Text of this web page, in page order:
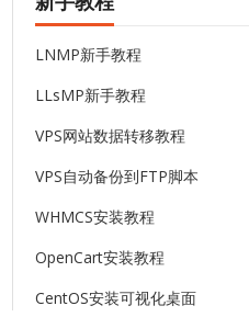
LNMP新手教程
LLsMP新手教程
VPS网站数据转移教程
VPS自动备份到FTP脚本
WHMCS安装教程
OpenCart安装教程
CentOS安装可视化桌面